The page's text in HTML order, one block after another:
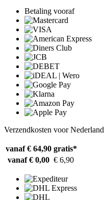
Betaling vooraf
Verzendkosten voor Nederland
vanaf € 64,90 gratis*
vanaf € 0,00 € 6,90